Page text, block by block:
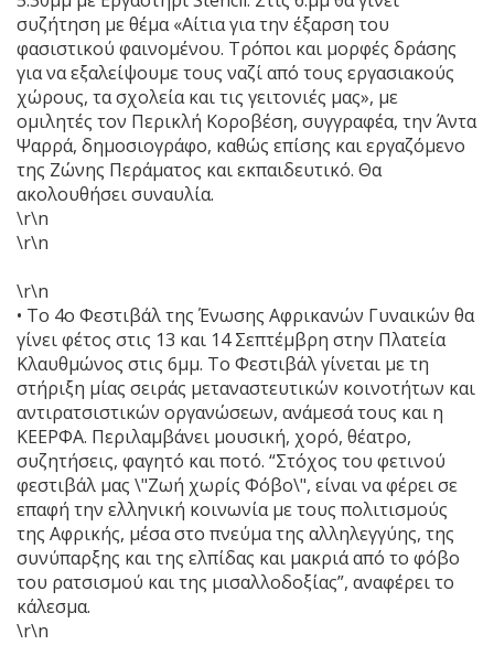
συζήτηση με θέμα «Αίτια για την έξαρση του
φασιστικού φαινομένου. Τρόποι και μορφές δράσης
για να εξαλείψουμε τους ναζί από τους εργασιακούς
χώρους, τα σχολεία και τις γειτονιές μας», με
ομιλητές τον Περικλή Κοροβέση, συγγραφέα, την Άντα
Ψαρρά, δημοσιογράφο, καθώς επίσης και εργαζόμενο
της Ζώνης Περάματος και εκπαιδευτικό. Θα
ακολουθήσει συναυλία.
\r\n
\r\n
\r\n
• Το 4ο Φεστιβάλ της Ένωσης Αφρικανών Γυναικών θα
γίνει φέτος στις 13 και 14 Σεπτέμβρη στην Πλατεία
Κλαυθμώνος στις 6μμ. Το Φεστιβάλ γίνεται με τη
στήριξη μίας σειράς μεταναστευτικών κοινοτήτων και
αντιρατσιστικών οργανώσεων, ανάμεσά τους και η
ΚΕΕΡΦΑ. Περιλαμβάνει μουσική, χορό, θέατρο,
συζητήσεις, φαγητό και ποτό. “Στόχος του φετινού
φεστιβάλ μας \"Ζωή χωρίς Φόβο\", είναι να φέρει σε
επαφή την ελληνική κοινωνία με τους πολιτισμούς
της Αφρικής, μέσα στο πνεύμα της αλληλεγγύης, της
συνύπαρξης και της ελπίδας και μακριά από το φόβο
του ρατσισμού και της μισαλλοδοξίας”, αναφέρει το
κάλεσμα.
\r\n